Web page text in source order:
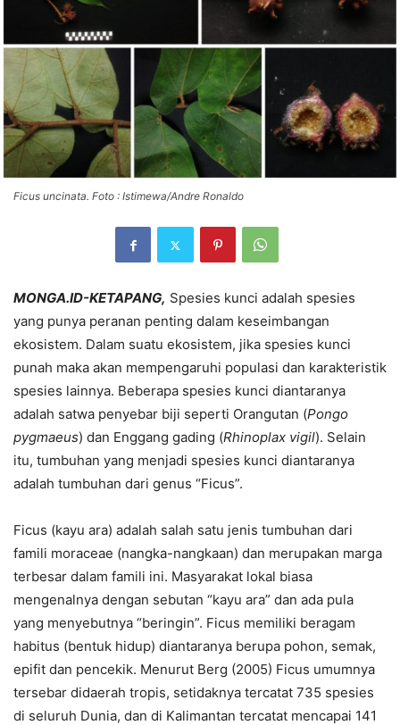
Ficus uncinata. Foto : Istimewa/Andre Ronaldo
MONGA.ID-KETAPANG, Spesies kunci adalah spesies
yang punya peranan penting dalam keseimbangan
ekosistem. Dalam suatu ekosistem, jika spesies kunci
punah maka akan mempengaruhi populasi dan karakteristik
spesies lainnya. Beberapa spesies kunci diantaranya
adalah satwa penyebar biji seperti Orangutan (Pongo
pygmaeus) dan Enggang gading (Rhinoplax vigil). Selain
itu, tumbuhan yang menjadi spesies kunci diantaranya
adalah tumbuhan dari genus “Ficus”.
Ficus (kayu ara) adalah salah satu jenis tumbuhan dari
famili moraceae (nangka-nangkaan) dan merupakan marga
terbesar dalam famili ini. Masyarakat lokal biasa
mengenalnya dengan sebutan “kayu ara” dan ada pula
yang menyebutnya “beringin”. Ficus memiliki beragam
habitus (bentuk hidup) diantaranya berupa pohon, semak,
epifit dan pencekik. Menurut Berg (2005) Ficus umumnya
tersebar didaerah tropis, setidaknya tercatat 735 spesies
di seluruh Dunia, dan di Kalimantan tercatat mencapai 141